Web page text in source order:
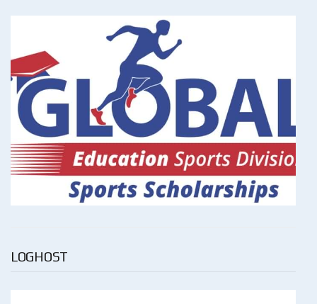
LOGHOST